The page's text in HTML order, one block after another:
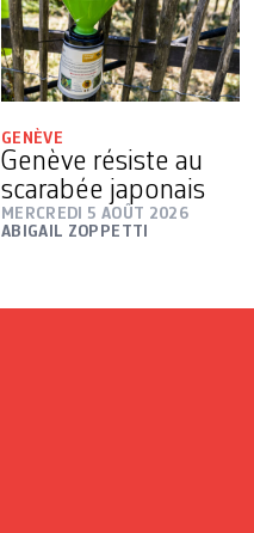
GENÈVE
Genève résiste au
scarabée japonais
MERCREDI 5 AOÛT 2026
ABIGAIL ZOPPETTI